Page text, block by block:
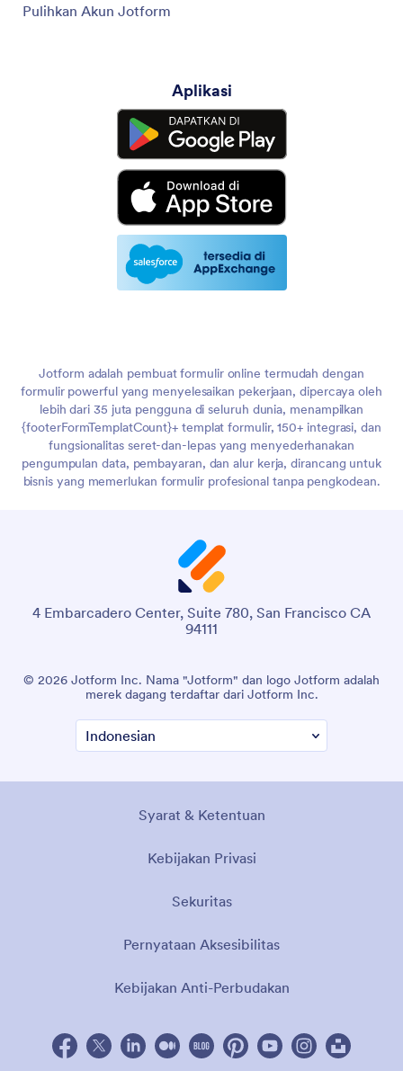
Pulihkan Akun Jotform
Aplikasi
Jotform adalah pembuat formulir online termudah dengan
formulir powerful yang menyelesaikan pekerjaan, dipercaya oleh
lebih dari 35 juta pengguna di seluruh dunia, menampilkan
{footerFormTemplatCount}+ templat formulir, 150+ integrasi, dan
fungsionalitas seret-dan-lepas yang menyederhanakan
pengumpulan data, pembayaran, dan alur kerja, dirancang untuk
bisnis yang memerlukan formulir profesional tanpa pengkodean.
4 Embarcadero Center, Suite 780, San Francisco CA
94111
© 2026 Jotform Inc. Nama "Jotform" dan logo Jotform adalah
merek dagang terdaftar dari Jotform Inc.
Syarat & Ketentuan
Kebijakan Privasi
Sekuritas
Pernyataan Aksesibilitas
Kebijakan Anti-Perbudakan